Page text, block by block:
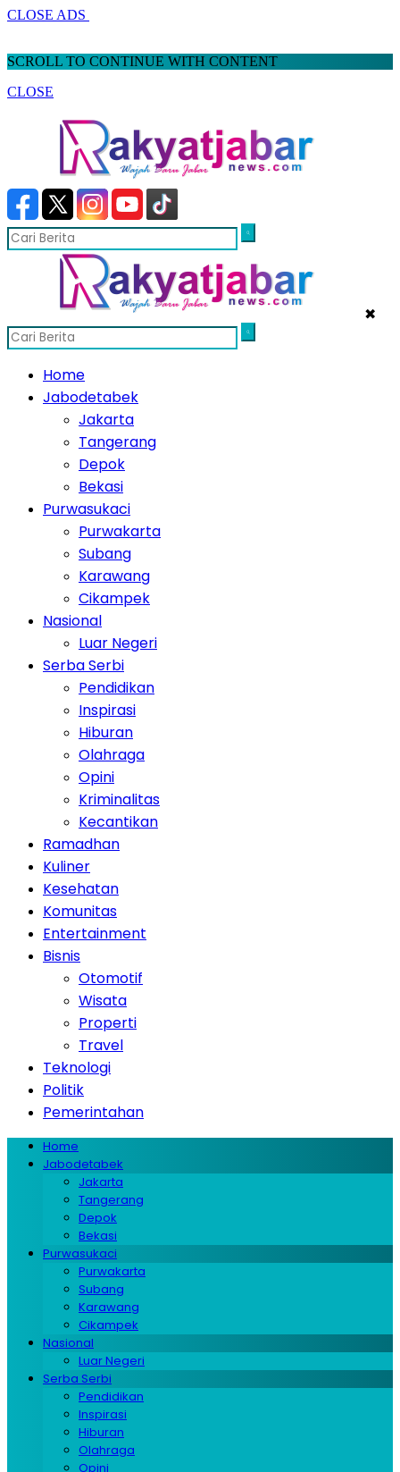
CLOSE ADS
SCROLL TO CONTINUE WITH CONTENT
CLOSE
✖
Home
Jabodetabek
Jakarta
Tangerang
Depok
Bekasi
Purwasukaci
Purwakarta
Subang
Karawang
Cikampek
Nasional
Luar Negeri
Serba Serbi
Pendidikan
Inspirasi
Hiburan
Olahraga
Opini
Kriminalitas
Kecantikan
Ramadhan
Kuliner
Kesehatan
Komunitas
Entertainment
Bisnis
Otomotif
Wisata
Properti
Travel
Teknologi
Politik
Pemerintahan
Home
Jabodetabek
Jakarta
Tangerang
Depok
Bekasi
Purwasukaci
Purwakarta
Subang
Karawang
Cikampek
Nasional
Luar Negeri
Serba Serbi
Pendidikan
Inspirasi
Hiburan
Olahraga
Opini